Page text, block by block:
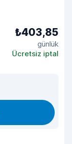
₺403,85
günlük
Ücretsiz iptal